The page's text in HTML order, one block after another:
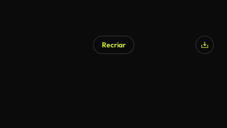
Recriar